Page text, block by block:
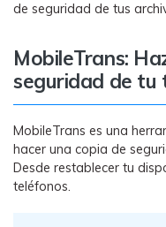
de seguridad de tus
MobileTrans:
seguridad de tu
MobileTrans es una
hacer una copia de
Desde restablecer tu
teléfonos.